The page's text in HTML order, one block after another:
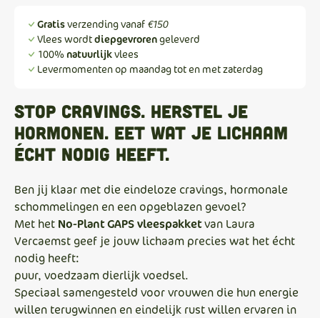
€231,62.€222,36.
Gratisverzending vanaf €150
Vlees wordtdiepgevrorengeleverd
100% natuurlijkvlees
Levermomenten op maandag tot en met zaterdag
Stop cravings. Herstel je
hormonen. Eet wat je lichaam
écht nodig heeft.
Ben jij klaar met die eindeloze cravings, hormonale
schommelingen en een opgeblazen gevoel?
Met het No-Plant GAPS vleespakketvan Laura
Vercaemst geef je jouw lichaam precies wat het écht
nodig heeft:
puur, voedzaam dierlijk voedsel.
Speciaal samengesteld voor vrouwen die hun energie
willen terugwinnen en eindelijk rust willen ervaren in